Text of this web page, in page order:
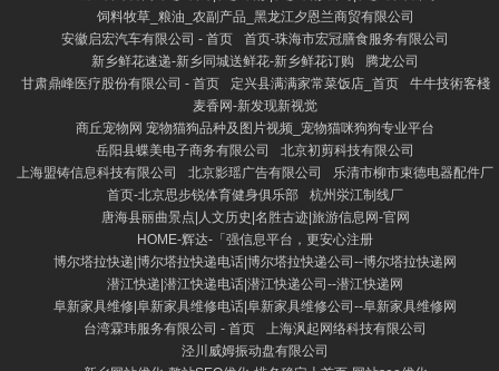
饲料牧草_粮油_农副产品_黑龙江夕恩兰商贸有限公司
安徽启宏汽车有限公司 - 首页
首页-珠海市宏冠膳食服务有限公司
新乡鲜花速递-新乡同城送鲜花-新乡鲜花订购
腾龙公司
甘肃鼎峰医疗股份有限公司 - 首页
定兴县满满家常菜饭店_首页
牛牛技術客棧
麦香网-新发现新视觉
商丘宠物网 宠物猫狗品种及图片视频_宠物猫咪狗狗专业平台
岳阳县蝶美电子商务有限公司
北京初剪科技有限公司
上海盟铸信息科技有限公司
北京影瑶广告有限公司
乐清市柳市束德电器配件厂
首页-北京思步锐体育健身俱乐部
杭州泶江制线厂
唐海县丽曲景点|人文历史|名胜古迹|旅游信息网-官网
HOME-辉达-「强信息平台，更安心注册
博尔塔拉快递|博尔塔拉快递电话|博尔塔拉快递公司--博尔塔拉快递网
潜江快递|潜江快递电话|潜江快递公司--潜江快递网
阜新家具维修|阜新家具维修电话|阜新家具维修公司--阜新家具维修网
台湾霖玮服务有限公司 - 首页
上海沨起网络科技有限公司
泾川威姆振动盘有限公司